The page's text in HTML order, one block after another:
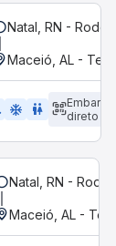
Natal, RN -
Maceió, AL -
ac_unit wc
direto
Natal, RN -
Maceió, AL -